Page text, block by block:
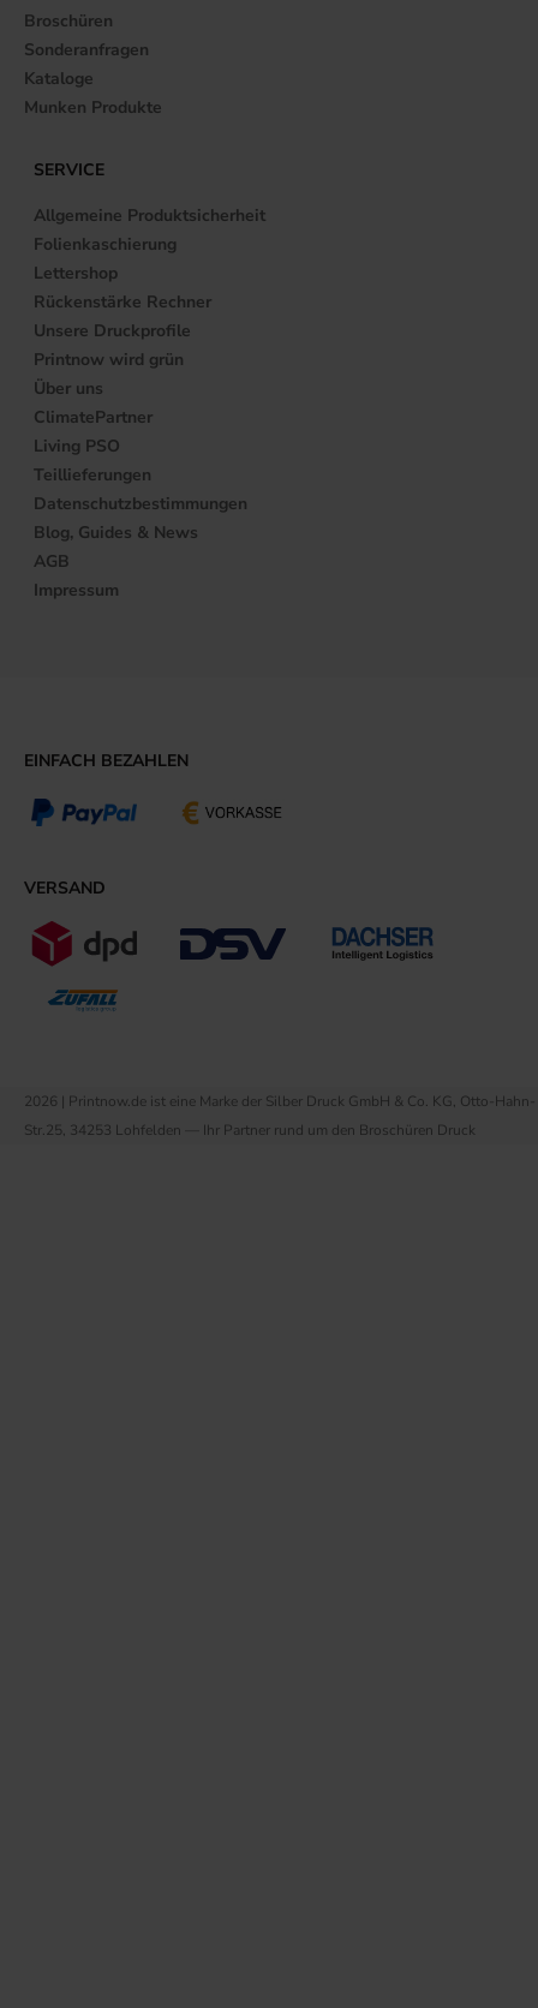
Broschüren
Sonderanfragen
Kataloge
Munken Produkte
SERVICE
Allgemeine Produktsicherheit
Folienkaschierung
Lettershop
Rückenstärke Rechner
Unsere Druckprofile
Printnow wird grün
Über uns
ClimatePartner
Living PSO
Teillieferungen
Datenschutzbestimmungen
Blog, Guides & News
AGB
Impressum
EINFACH BEZAHLEN
VERSAND
2026 | Printnow.de ist eine Marke der Silber Druck GmbH & Co. KG, Otto-Hahn-
Str.25, 34253 Lohfelden — Ihr Partner rund um den Broschüren Druck